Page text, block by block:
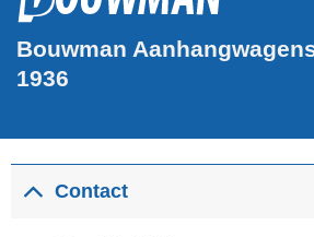
Bouwman
1936
Contact